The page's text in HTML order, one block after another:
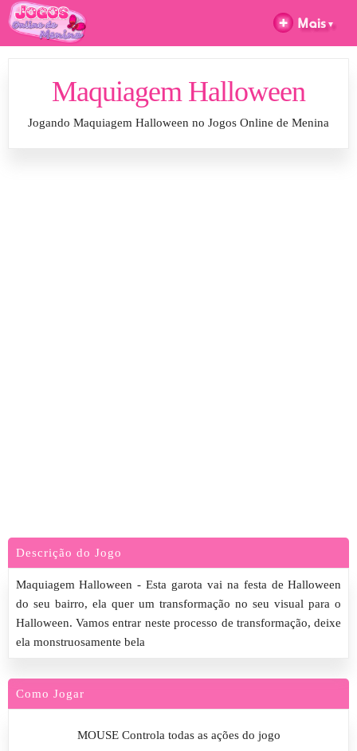
Maquiagem Halloween
Jogando Maquiagem Halloween no Jogos Online de Menina
Descrição do Jogo
Maquiagem Halloween - Esta garota vai na festa de Halloween
do seu bairro, ela quer um transformação no seu visual para o
Halloween. Vamos entrar neste processo de transformação, deixe
ela monstruosamente bela
Como Jogar
MOUSE Controla todas as ações do jogo